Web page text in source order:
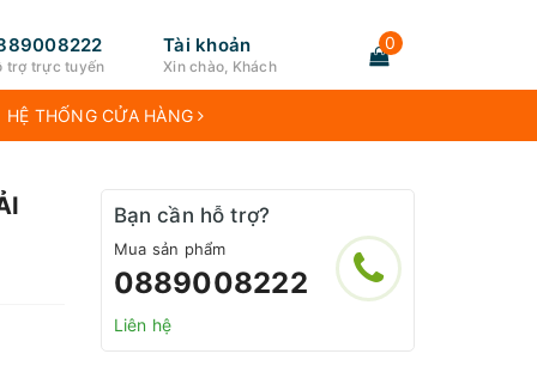
trợ trực tuyến
Tài khoản
Xin chào, Khách
0
HỆ THỐNG CỬA HÀNG
Bạn cần hỗ trợ?
Mua sản phẩm
0889008222
Liên hệ